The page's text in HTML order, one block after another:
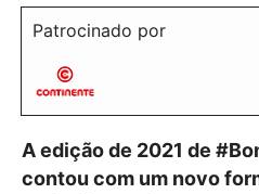
Patrocinado por
A edição de 2021 de
contou com um novo